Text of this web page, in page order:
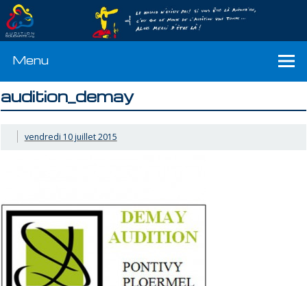
Menu
audition_demay
vendredi 10 juillet 2015